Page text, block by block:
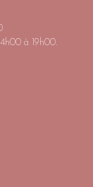
à 19h00.